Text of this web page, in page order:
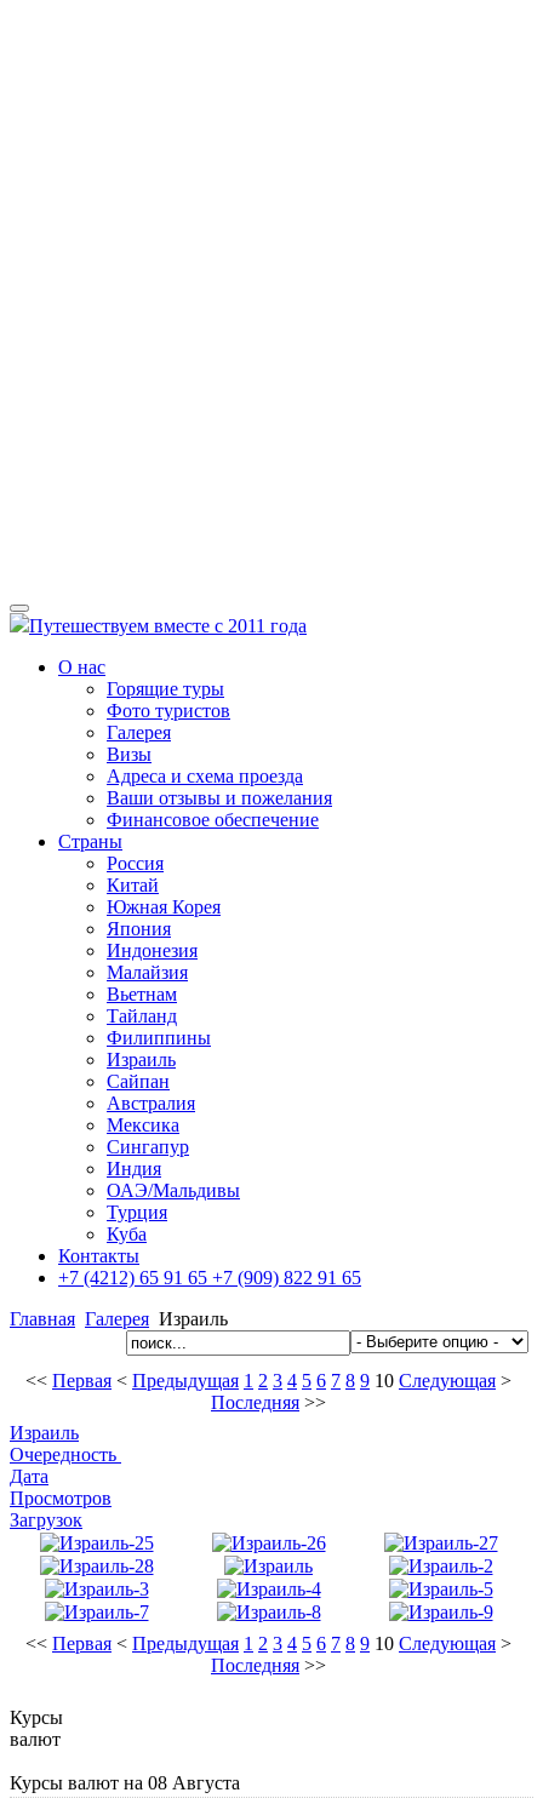
Путешествуем вместе с 2011 года
О нас
Горящие туры
Фото туристов
Галерея
Визы
Адреса и схема проезда
Ваши отзывы и пожелания
Финансовое обеспечение
Страны
Россия
Китай
Южная Корея
Япония
Индонезия
Малайзия
Вьетнам
Тайланд
Филиппины
Израиль
Сайпан
Австралия
Мексика
Сингапур
Индия
ОАЭ/Мальдивы
Турция
Куба
Контакты
+7 (4212) 65 91 65 +7 (909) 822 91 65
Главная Галерея Израиль
<< Первая < Предыдущая 1 2 3 4 5 6 7 8 9 10 Следующая >
Последняя >>
Израиль
Очередность
Дата
Просмотров
Загрузок
<< Первая < Предыдущая 1 2 3 4 5 6 7 8 9 10 Следующая >
Последняя >>
Курсы
валют
Курсы валют на 08 Августа